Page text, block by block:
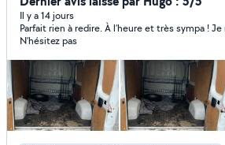
Il y a 14 jours
Parfait rien à redire. À l’heure et très sympa ! Je recommande !
N’hésitez pas